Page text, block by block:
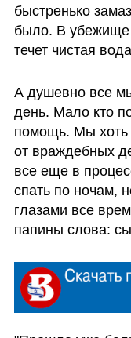
быстренько
было. В убежище
течет чистая
А душевно все
день. Мало кто
помощь. Мы хоть
от враждебных
все еще в
спать по ночам,
глазами все
папины слова: